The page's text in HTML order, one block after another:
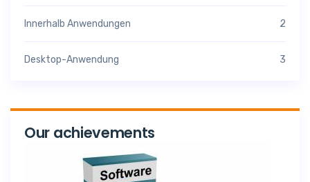
Innerhalb Anwendungen 2
Desktop-Anwendung 3
Our achievements